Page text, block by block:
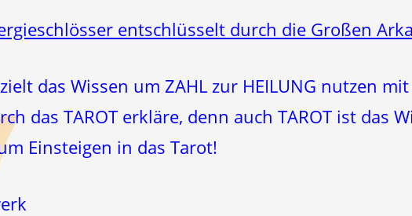
entschlüsselt durch die Großen
das Wissen um ZAHL zur HEILUNG nutzen
das TAROT erkläre, denn auch TAROT ist das
Einsteigen in das Tarot!